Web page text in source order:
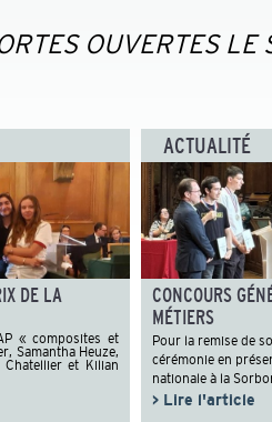
OUVERTES
DE LA
« composites et
Samantha Heuze,
Chatellier et Kilian
ACTUALITÉ
CONCOURS
MÉTIERS
Pour la remise de
cérémonie en
nationale à la
> Lire l'article